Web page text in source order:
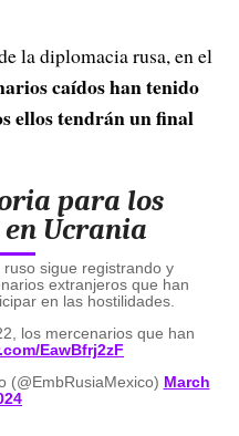
la diplomacia rusa, en el
caídos han tenido
ellos tendrán un final
para los
Ucrania
sigue registrando y
extranjeros que han
en las hostilidades.
los mercenarios que han
EawBfrj2zF
(@EmbRusiaMexico) March